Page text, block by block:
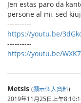
Jen estas paro da
persone al mi, sed
----------
https://youtu.be/
----------
https://youtu.be/
Metsis (顯示個人資料)
2019年11月25日上午